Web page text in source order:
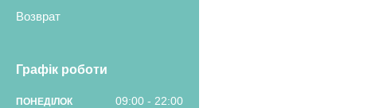
Возврат
Графік роботи
ПОНЕДІЛОК 09:00 22:00